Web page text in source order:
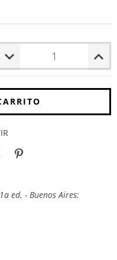
ed. - Buenos Aires: